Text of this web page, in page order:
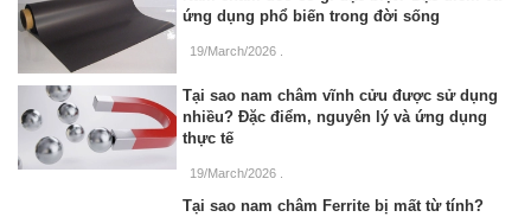
ứng dụng phổ biến trong đời sống
19/March/2026
Tại sao nam châm vĩnh cửu được sử dụng
nhiều? Đặc điểm, nguyên lý và ứng dụng
thực tế
19/March/2026
Tại sao nam châm Ferrite bị mất từ tính?